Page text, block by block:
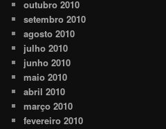
outubro 2010
setembro 2010
agosto 2010
julho 2010
junho 2010
maio 2010
abril 2010
março 2010
fevereiro 2010